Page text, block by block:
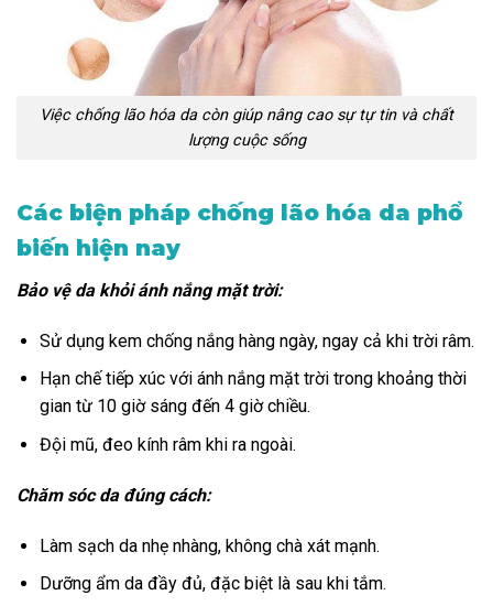
Việc chống lão hóa da còn giúp nâng cao sự tự tin và chất
lượng cuộc sống
Các biện pháp chống lão hóa da phổ
biến hiện nay
Bảo vệ da khỏi ánh nắng mặt trời:
Sử dụng kem chống nắng hàng ngày, ngay cả khi trời râm.
Hạn chế tiếp xúc với ánh nắng mặt trời trong khoảng thời
gian từ 10 giờ sáng đến 4 giờ chiều.
Đội mũ, đeo kính râm khi ra ngoài.
Chăm sóc da đúng cách:
Làm sạch da nhẹ nhàng, không chà xát mạnh.
Dưỡng ẩm da đầy đủ, đặc biệt là sau khi tắm.